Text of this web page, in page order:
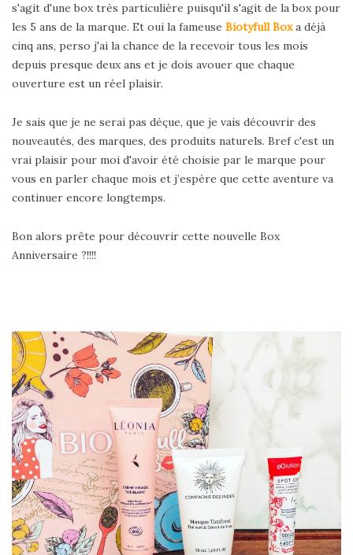
s'agit d'une box très particulière puisqu'il s'agit de la box pour
les 5 ans de la marque. Et oui la fameuse Biotyfull Boxa déjà
cinq ans, perso j'ai la chance de la recevoir tous les mois
depuis presque deux ans et je dois avouer que chaque
ouverture est un réel plaisir.
Je sais que je ne serai pas déçue, que je vais découvrir des
nouveautés, des marques, des produits naturels. Bref c'est un
vrai plaisir pour moi d'avoir été choisie par le marque pour
vous en parler chaque mois et j’espère que cette aventure va
continuer encore longtemps.
Bon alors prête pour découvrir cette nouvelle Box
Anniversaire ?!!!!